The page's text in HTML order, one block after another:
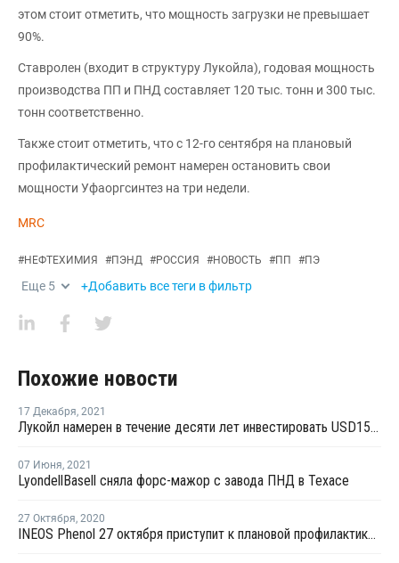
этом стоит отметить, что мощность загрузки не превышает
90%.
Ставролен (входит в структуру Лукойла), годовая мощность
производства ПП и ПНД составляет 120 тыс. тонн и 300 тыс.
тонн соответственно.
Также стоит отметить, что с 12-го сентября на плановый
профилактический ремонт намерен остановить свои
мощности Уфаоргсинтез на три недели.
MRC
#НЕФТЕХИМИЯ #ПЭНД #РОССИЯ #НОВОСТЬ #ПП #ПЭ
Еще 5 +Добавить все теги в фильтр
Похожие новости
17 Декабря, 2021
Лукойл намерен в течение десяти лет инвестировать USD15 млрд в возобновляемые источники энергии
07 Июня, 2021
LyondellBasell сняла форс-мажор с завода ПНД в Техасе
27 Октября, 2020
INEOS Phenol 27 октября приступит к плановой профилактике на заводе фенола и ацетона в Германии